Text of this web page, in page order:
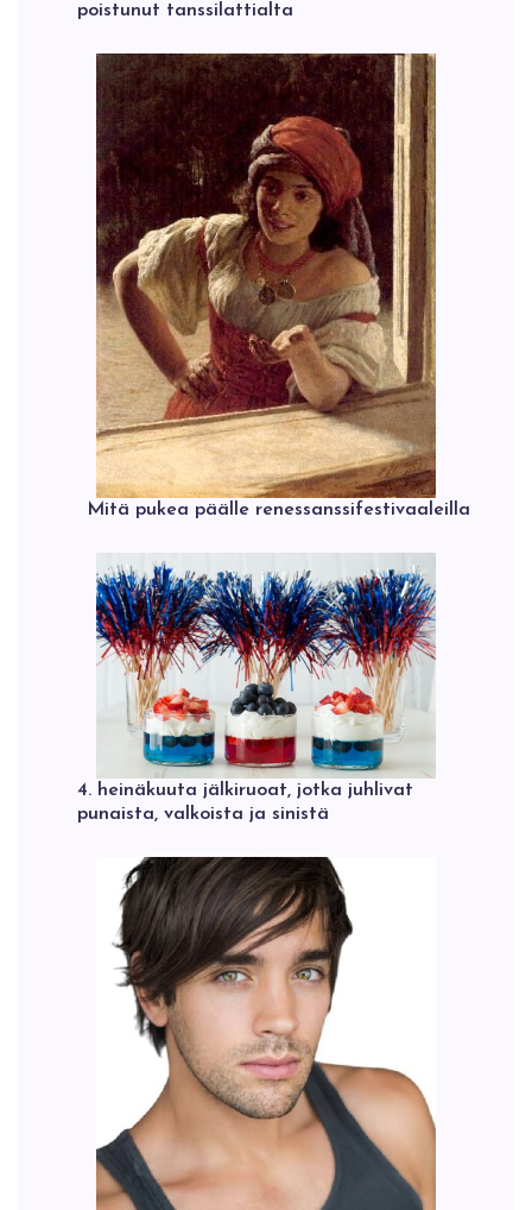
poistunut tanssilattialta
Mitä pukea päälle renessanssifestivaaleilla
4. heinäkuuta jälkiruoat, jotka juhlivat
punaista, valkoista ja sinistä